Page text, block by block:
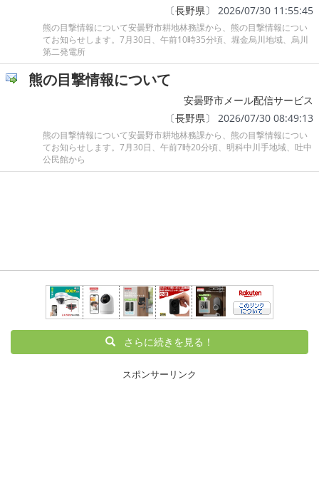
〔長野県〕 2026/07/30 11:55:45
熊の目撃情報について安曇野市耕地林務課から、熊の目撃情報につい
てお知らせします。7月30日、午前10時35分頃、堀金烏川地域、烏川
第二発電所
熊の目撃情報について
安曇野市メール配信サービス
〔長野県〕 2026/07/30 08:49:13
熊の目撃情報について安曇野市耕地林務課から、熊の目撃情報につい
てお知らせします。7月30日、午前7時20分頃、明科中川手地域、吐中
公民館から
さらに続きを見る！
スポンサーリンク